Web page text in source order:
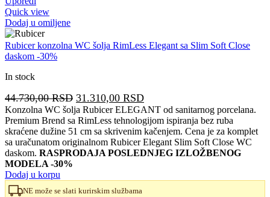
Quick view
Dodaj u omiljene
Rubicer konzolna WC šolja RimLess Elegant sa Slim Soft Close
daskom -30%
In stock
44.730,00RSD Originalna
cena
je
bila:
44.730,00 RSD.
31.310,00 RSDTrenutna
cena
je:
31.310,00 RSD.
Konzolna WC šolja Rubicer ELEGANT od sanitarnog porcelana.
Premium Brend sa RimLess tehnologijom ispiranja bez ruba
skraćene dužine 51 cm sa skrivenim kačenjem. Cena je za komplet
sa uračunatom originalnom Rubicer Elegant Slim Soft Close WC
daskom. RASPRODAJA POSLEDNJEG IZLOŽBENOG
MODELA -30%
Dodaj u korpu
NE može se slati kurirskim službama